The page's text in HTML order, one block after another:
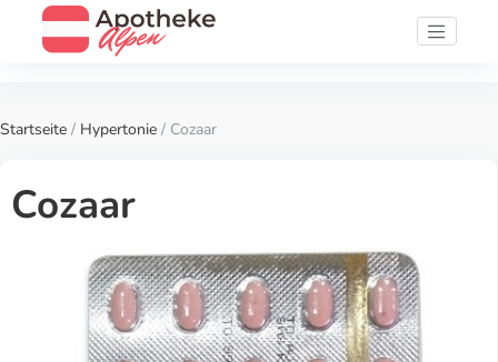
Startseite / Hypertonie / Cozaar
Cozaar